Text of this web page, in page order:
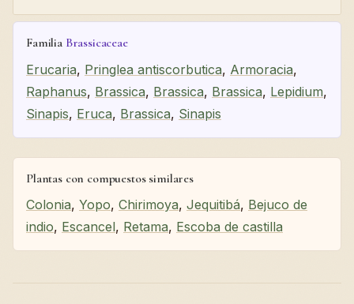
Familia Brassicaceae
Erucaria, Pringlea antiscorbutica, Armoracia,
Raphanus, Brassica, Brassica, Brassica, Lepidium,
Sinapis, Eruca, Brassica, Sinapis
Plantas con compuestos similares
Colonia, Yopo, Chirimoya, Jequitibá, Bejuco de
indio, Escancel, Retama, Escoba de castilla